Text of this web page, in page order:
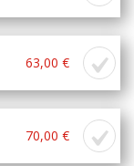
63,00 €
70,00 €